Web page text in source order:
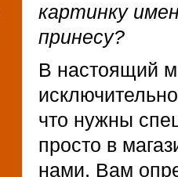
картинку
принесу?
В настоящий
что нужны
просто в
нами, Вам